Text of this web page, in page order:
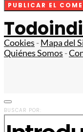
Cookies -Mapa del
Quiénes Somos -
BUSCAR POR: